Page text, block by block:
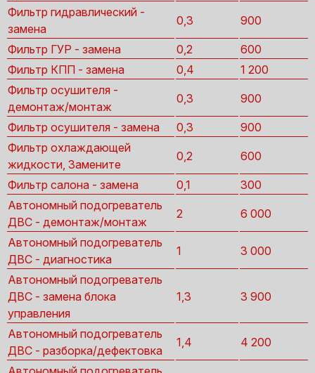
Фильтр гидравлический -
замена
0,3 900
Фильтр ГУР - замена 0,2
600
Фильтр КПП - замена
0,4
1 200
Фильтр осушителя -
демонтаж/монтаж
0,3 900
Фильтр осушителя - замена 0,3
900
Фильтр охлаждающей
жидкости, Замените
0,2 600
Фильтр салона - замена 0,1
300
Автономный подогреватель
ДВС - демонтаж/монтаж
2 6 000
Автономный подогреватель
ДВС - диагностика
1 3 000
Автономный подогреватель
ДВС - замена блока
управления
1,3 3 900
Автономный подогреватель
ДВС - разборка/дефектовка
1,4 4 200